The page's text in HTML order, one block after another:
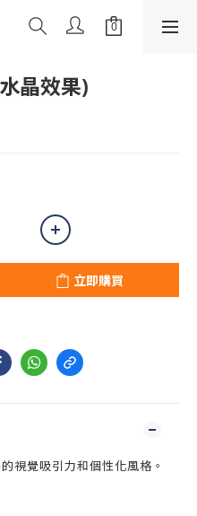
晶效果)
立即購買
視覺吸引力和個性化風格。